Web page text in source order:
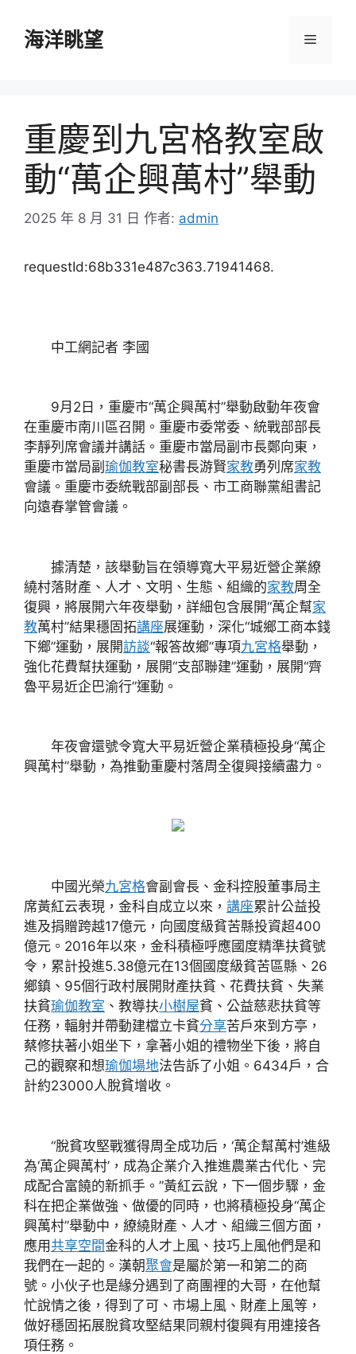
海洋眺望 選
重慶到九宮格教室啟
動“萬企興萬村”舉動
2025 年 8 月 31 日 作者: admin
requestId:68b331e487c363.71941468.
中工網記者 李國
9月2日，重慶市“萬企興萬村”舉動啟動年夜會
在重慶市南川區召開。重慶市委常委、統戰部部長
李靜列席會議并講話。重慶市當局副市長鄭向東，
重慶市當局副 瑜伽教室秘書長游賢家教勇列席家教
會議。重慶市委統戰部副部長、市工商聯黨組書記
向遠春掌管會議。
據清楚，該舉動旨在領導寬大平易近營企業繚
繞村落財產、人才、文明、生態、組織的家教周全
復興，將展開六年夜舉動，詳細包含展開“萬企幫家
教萬村”結果穩固拓講座展運動，深化“城鄉工商本錢
下鄉”運動，展開訪談“報答故鄉”專項九宮格舉動，
強化花費幫扶運動，展開“支部聯建”運動，展開“齊
魯平易近企巴渝行”運動。
年夜會還號令寬大平易近營企業積極投身“萬企
興萬村”舉動，為推動重慶村落周全復興接續盡力。
中國光榮九宮格會副會長、金科控股董事局主
席黃紅云表現，金科自成立以來， 講座累計公益投
進及捐贈跨越17億元，向國度級貧苦縣投資超400
億元。2016年以來，金科積極呼應國度精準扶貧號
令，累計投進5.38億元在13個國度級貧苦區縣、26
鄉鎮、95個行政村展開財產扶貧、花費扶貧、失業
扶貧瑜伽教室 、教導扶小樹屋貧、公益慈悲扶貧等
任務，輻射并帶動建檔立卡貧分享苦戶來到方亭，
蔡修扶著小姐坐下，拿著小姐的禮物坐下後，將自
己的觀察和想瑜伽場地法告訴了小姐。6434戶，合
計約23000人脫貧增收。
“脫貧攻堅戰獲得周全成功后，‘萬企幫萬村’進級
為‘萬企興萬村’，成為企業介入推進農業古代化、完
成配合富饒的新抓手。”黃紅云說，下一個步驟，金
科在把企業做強、做優的同時，也將積極投身“萬企
興萬村”舉動中，繚繞財產、人才、組織三個方面，
應用共享空間金科的人才上風、技巧上風他們是和
我們在一起的。漢朝聚會是屬於第一和第二的商
號。小伙子也是緣分遇到了商團裡的大哥，在他幫
忙說情之後，得到了可、市場上風、財產上風等，
做好穩固拓展脫貧攻堅結果同親村復興有用連接各
項任務。